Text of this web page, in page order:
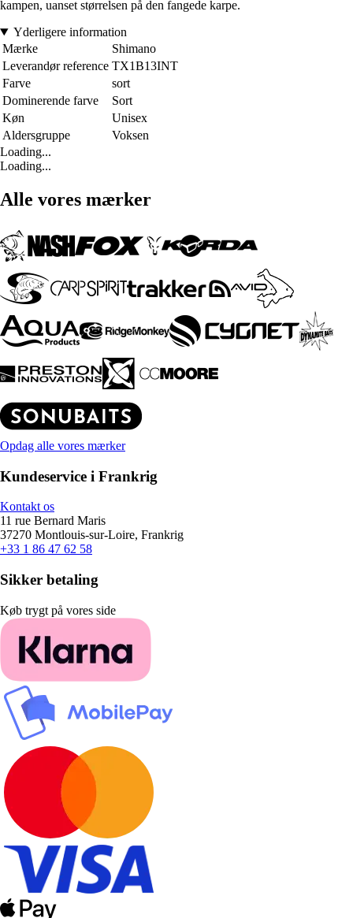
kampen, uanset størrelsen på den fangede karpe.
Yderligere information
Mærke
Shimano
Leverandør reference TX1B13INT
Farve
sort
Dominerende farve
Sort
Køn
Unisex
Aldersgruppe
Voksen
Loading...
Loading...
Alle vores mærker
Opdag alle vores mærker
Kundeservice i Frankrig
Kontakt os
11 rue Bernard Maris
37270 Montlouis-sur-Loire, Frankrig
+33 1 86 47 62 58
Sikker betaling
Køb trygt på vores side